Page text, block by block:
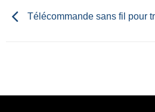
Télécommande sans fil pour